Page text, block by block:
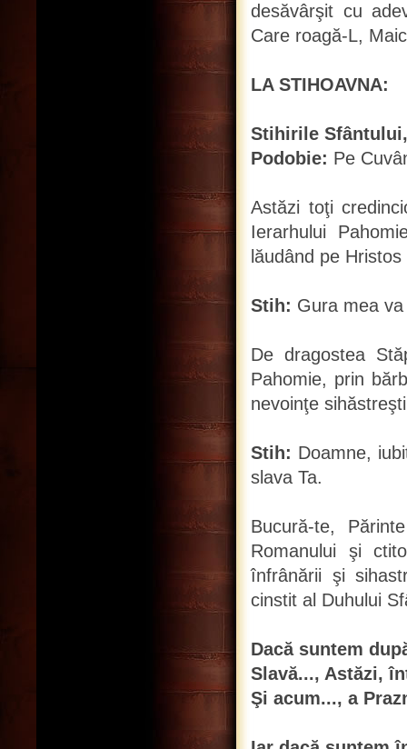
desăvârşit cu
Care roagă-L,
LA STIHOAVNA:
Stihirile
Podobie: Pe
Astăzi toţi
Ierarhului
lăudând pe
Stih: Gura mea
De dragostea
Pahomie, prin
nevoinţe
Stih: Doamne,
slava Ta.
Bucură-te,
Romanului şi
înfrânării şi
cinstit al Duhului
Dacă suntem
Slavă..., Astăzi,
Şi acum..., a